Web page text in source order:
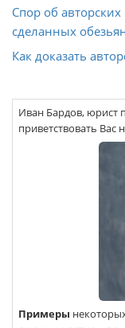
Спор об
сделанных
Как доказать
Иван Бардов, юрист
приветствовать Вас
Примеры